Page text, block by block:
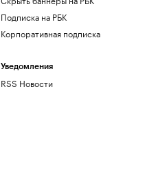
Подписка на РБК
Корпоративная подписка
Уведомления
RSS Новости